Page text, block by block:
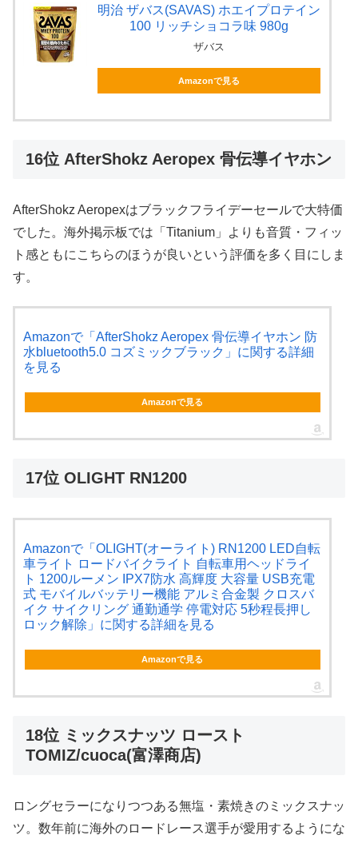
明治 ザバス(SAVAS) ホエイプロテイン
100 リッチショコラ味 980g
ザバス
Amazonで見る
16位 AfterShokz Aeropex 骨伝導イヤホン
AfterShokz Aeropexはブラックフライデーセールで大特価
でした。海外掲示板では「Titanium」よりも音質・フィッ
ト感ともにこちらのほうが良いという評価を多く目にしま
す。
Amazonで「AfterShokz Aeropex 骨伝導イヤホン 防
水bluetooth5.0 コズミックブラック」に関する詳細
を見る
Amazonで見る
17位 OLIGHT RN1200
Amazonで「OLIGHT(オーライト) RN1200 LED自転
車ライト ロードバイクライト 自転車用ヘッドライ
ト 1200ルーメン IPX7防水 高輝度 大容量 USB充電
式 モバイルバッテリー機能 アルミ合金製 クロスバ
イク サイクリング 通勤通学 停電対応 5秒程長押し
ロック解除」に関する詳細を見る
Amazonで見る
18位 ミックスナッツ ロースト
TOMIZ/cuoca(富澤商店)
ロングセラーになりつつある無塩・素焼きのミックスナッ
ツ。数年前に海外のロードレース選手が愛用するようにな